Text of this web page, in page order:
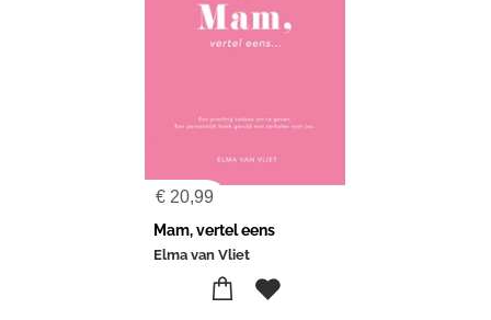
€ 20,99
Mam, vertel eens
Elma van Vliet